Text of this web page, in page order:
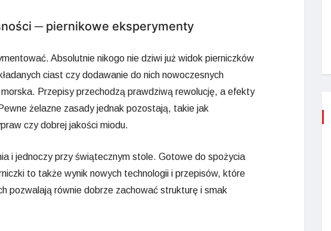
─ piernikowe eksperymenty
Absolutnie nikogo nie dziwi już widok pierniczków
ciast czy dodawanie do nich nowoczesnych
morska. Przepisy przechodzą prawdziwą rewolucję, a efekty
żelazne zasady jednak pozostają, takie jak
czy dobrej jakości miodu.
i jednoczy przy świątecznym stole. Gotowe do spożycia
to także wynik nowych technologii i przepisów, które
pozwalają równie dobrze zachować strukturę i smak